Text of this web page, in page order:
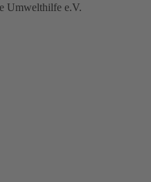
Umwelthilfe e.V.